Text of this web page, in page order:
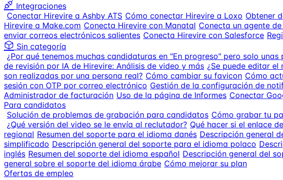
Integraciones
Conectar Hirevire a Ashby ATS Cómo conectar Hirevire a Loxo Obtener
Hirevire a Make.com Conecta Hirevire con Manatal Conecta un agente
enviar correos electrónicos salientes Conecta Hirevire con Salesforce
Sin categoría
¿Por qué tenemos muchas candidaturas en "En progreso" pero solo unas
de revisión por IA de Hirevire: Análisis de video y más ¿Se puede editar
son realizadas por una persona real? Cómo cambiar su favicon Cómo
sesión con OTP por correo electrónico Gestión de la configuración de
Administrador de facturación Uso de la página de Informes Conectar
Para candidatos
Solución de problemas de grabación para candidatos Cómo grabar tu
¿Qué versión del video se le envía al reclutador? Qué hacer si el enlace
regional Resumen del soporte para el idioma danés Descripción general
simplificado Descripción general del soporte para el idioma polaco
inglés Resumen del soporte del idioma español Descripción general del
general sobre el soporte del idioma árabe Cómo mejorar su plan
Ofertas de empleo